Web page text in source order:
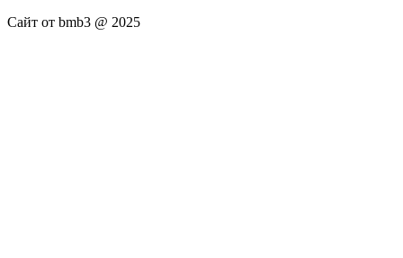
Сайт от bmb3 @ 2025